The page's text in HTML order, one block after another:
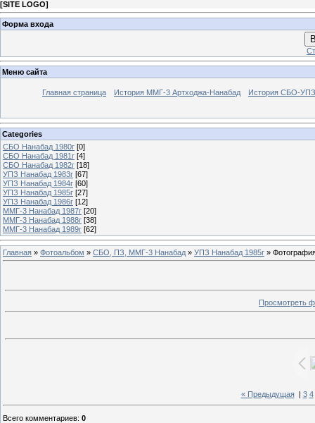
[SITE LOGO]
Форма входа
Меню сайта
Главная страница История ММГ-3 Артходжа-Нанабад История СБО-УПЗ
Categories
СБО Нанабад 1980г [0]
СБО Нанабад 1981г [4]
СБО Нанабад 1982г [18]
УПЗ Нанабад 1983г [67]
УПЗ Нанабад 1984г [60]
УПЗ Нанабад 1985г [27]
УПЗ Нанабад 1986г [12]
ММГ-3 Нанабад 1987г [20]
ММГ-3 Нанабад 1988г [38]
ММГ-3 Нанабад 1989г [62]
Главная » Фотоальбом » СБО, ПЗ, ММГ-3 Нанабад » УПЗ Нанабад 1985г »
Просмотреть
« Предыдущая| 3 4
Всего комментариев: 0